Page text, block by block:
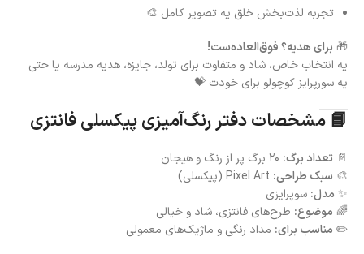
تجربه لذت‌بخش خلق یه تصویر کامل 🎨
🎁 برای هدیه؟ فوق‌العاده‌ست!
یه انتخاب خاص، شاد و متفاوت برای تولد، جایزه، هدیه مدرسه یا حتی
یه سورپرایز کوچولو برای خودت 💝
📘 مشخصات دفتر رنگ‌آمیزی پیکسلی فانتزی
📄 تعداد برگ:
🎨 سبک طراحی:
✨ مدل: سوپرایزی
🌈 موضوع: طرح‌های فانتزی، شاد و خیالی
✏️ مناسب برای: مداد رنگی و ماژیک‌های معمولی